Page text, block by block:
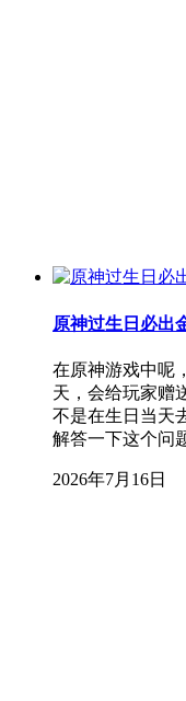
原神过生日必出
在原神游戏中呢
天，会给玩家赠
不是在生日当天
解答一下这个
2026年7月16日